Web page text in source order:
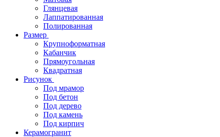
Глянцевая
Лаппатированная
Полированная
Размер
Крупноформатная
Кабанчик
Прямоугольная
Квадратная
Рисунок
Под мрамор
Под бетон
Под дерево
Под камень
Под кирпич
Керамогранит